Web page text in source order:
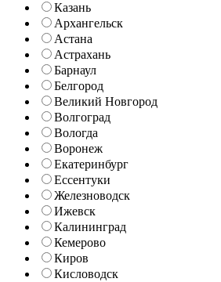
Казань
Архангельск
Астана
Астрахань
Барнаул
Белгород
Великий Новгород
Волгоград
Вологда
Воронеж
Екатеринбург
Ессентуки
Железноводск
Ижевск
Калининград
Кемерово
Киров
Кисловодск